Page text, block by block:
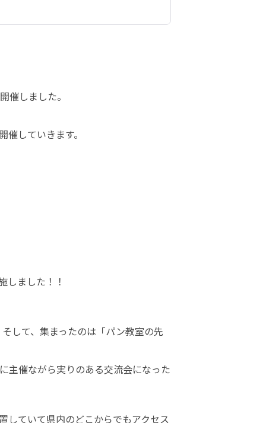
催しました。
していきます。
しました！！
して、集まったのは「パン教室の先
主催ながら実りのある交流会になった
していて県内のどこからでもアクセス